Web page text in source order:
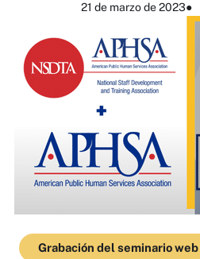
21 de marzo de 2023●
Grabación del seminario web